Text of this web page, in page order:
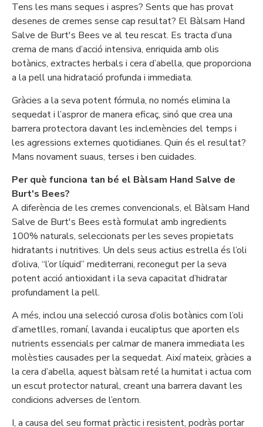
Tens les mans seques i aspres? Sents que has provat
desenes de cremes sense cap resultat? El Bàlsam Hand
Salve de Burt's Bees ve al teu rescat. Es tracta d’una
crema de mans d’acció intensiva, enriquida amb olis
botànics, extractes herbals i cera d’abella, que proporciona
a la pell una hidratació profunda i immediata.
Gràcies a la seva potent fórmula, no només elimina la
sequedat i l’aspror de manera eficaç, sinó que crea una
barrera protectora davant les inclemències del temps i
les agressions externes quotidianes. Quin és el resultat?
Mans novament suaus, terses i ben cuidades.
Per què funciona tan bé el Bàlsam Hand Salve de
Burt's Bees?
A diferència de les cremes convencionals, el Bàlsam Hand
Salve de Burt's Bees està formulat amb ingredients
100% naturals, seleccionats per les seves propietats
hidratants i nutritives. Un dels seus actius estrella és l’oli
d’oliva, “l’or líquid” mediterrani, reconegut per la seva
potent acció antioxidant i la seva capacitat d’hidratar
profundament la pell.
A més, inclou una selecció curosa d’olis botànics com l’oli
d’ametlles, romaní, lavanda i eucaliptus que aporten els
nutrients essencials per calmar de manera immediata les
molèsties causades per la sequedat. Així mateix, gràcies a
la cera d’abella, aquest bàlsam reté la humitat i actua com
un escut protector natural, creant una barrera davant les
condicions adverses de l’entorn.
I, a causa del seu format pràctic i resistent, podràs portar